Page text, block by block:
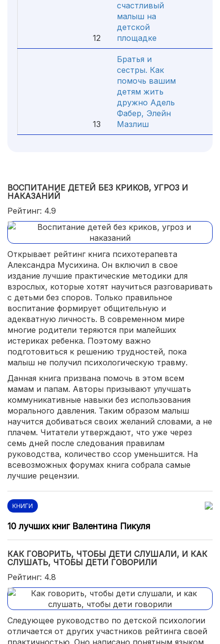
12
счастливый
малыш на
детской
площадке
13
Братья и
сестры. Как
помочь вашим
детям жить
дружно Адель
Фабер, Элейн
Мазлиш
ВОСПИТАНИЕ ДЕТЕЙ БЕЗ КРИКОВ, УГРОЗ И
НАКАЗАНИЙ
Рейтинг: 4.9
Открывает рейтинг книга психотерапевта
Александра Мусихина. Он включил в свое
издание лучшие практические методики для
взрослых, которые хотят научиться разговаривать
с детьми без споров. Только правильное
воспитание формирует общительную и
адекватную личность. В современном мире
многие родители теряются при малейших
истериках ребенка. Поэтому важно
подготовиться к решению трудностей, пока
малыш не получил психологическую травму.
Данная книга призвана помочь в этом всем
мамам и папам. Авторы призывают улучшать
коммуникативные навыки без использования
морального давления. Таким образом малыш
научится добиваться своих желаний словами, а не
плачем. Читатели утверждают, что уже через
семь дней после следования правилам
руководства, количество ссор уменьшится. На
всевозможных форумах книга собрала самые
лучшие рецензии.
КНИГИ
10 лучших книг Валентина Пикуля
КАК ГОВОРИТЬ, ЧТОБЫ ДЕТИ СЛУШАЛИ, И КАК
СЛУШАТЬ, ЧТОБЫ ДЕТИ ГОВОРИЛИ
Рейтинг: 4.8
Следующее руководство по детской психологии
отличается от других участников рейтинга своей
практичностью. Оно написано понятным языком,